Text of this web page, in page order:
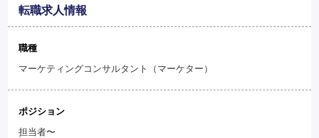
転職求人情報
職種
マーケティングコンサルタント（マーケター）
ポジション
担当者〜